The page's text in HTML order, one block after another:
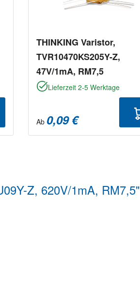
THINKING Varistor,
TVR10470KS205Y-Z,
47V/1mA, RM7,5
Lieferzeit 2-5 Werktage
Ab 0,09 €
Z, 620V/1mA, RM7,5"